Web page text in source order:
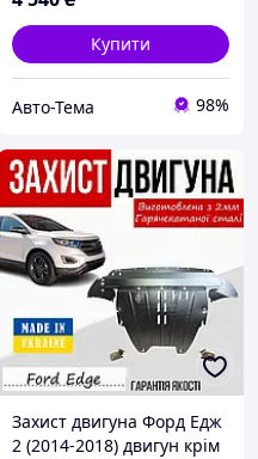
Купити
Авто-Тема 98%
Захист двигуна Форд Едж
2 (2014-2018) двигун крім